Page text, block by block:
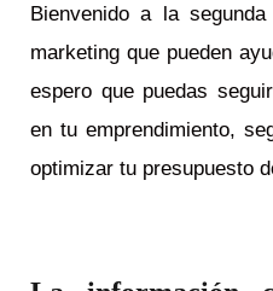
Bienvenido a la
marketing que pueden
espero que puedas
en tu emprendimiento,
optimizar tu presupuesto